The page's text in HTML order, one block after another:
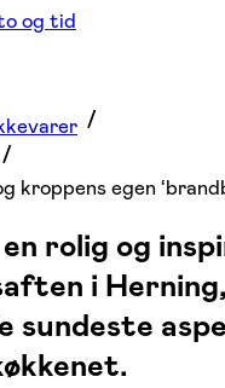
og tid
kroppens egen
rolig og
i
sundeste